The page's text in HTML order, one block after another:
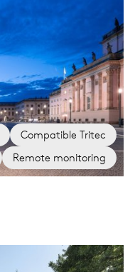
Remote monitoring
Compatible Tritec